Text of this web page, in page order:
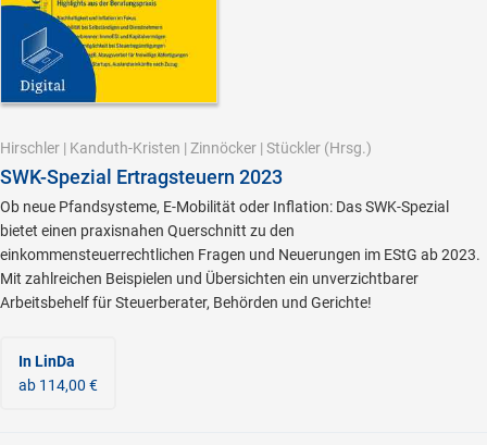
Hirschler | Kanduth-Kristen | Zinnöcker | Stückler (Hrsg.)
SWK-Spezial Ertragsteuern 2023
Ob neue Pfandsysteme, E-Mobilität oder Inflation: Das SWK-Spezial
bietet einen praxisnahen Querschnitt zu den
einkommensteuerrechtlichen Fragen und Neuerungen im EStG ab 2023.
Mit zahlreichen Beispielen und Übersichten ein unverzichtbarer
Arbeitsbehelf für Steuerberater, Behörden und Gerichte!
In LinDa
ab 114,00 €